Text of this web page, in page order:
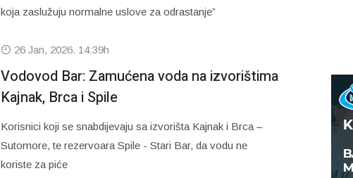
koja zaslužuju normalne uslove za odrastanje”
26 Jan, 2026. 14:39h
Vodovod Bar: Zamućena voda na izvorištima
Kajnak, Brca i Spile
Korisnici koji se snabdijevaju sa izvorišta Kajnak i Brca –
Sutomore, te rezervoara Spile - Stari Bar, da vodu ne
koriste za piće